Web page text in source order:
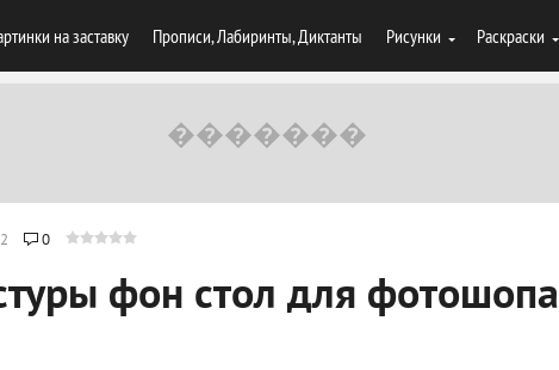
на заставку Прописи, Лабиринты, Диктанты Рисунки Раскраски
0
фон стол для фотошопа